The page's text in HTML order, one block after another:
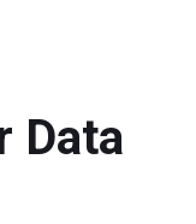
Data